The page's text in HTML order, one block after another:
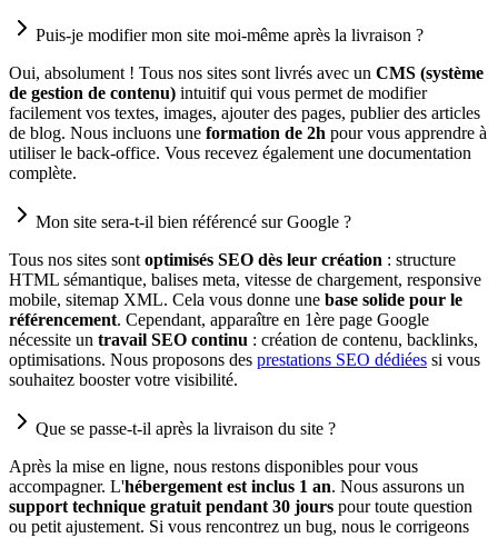
Puis-je modifier mon site moi-même après la livraison ?
Oui, absolument ! Tous nos sites sont livrés avec un CMS (système
de gestion de contenu) intuitif qui vous permet de modifier
facilement vos textes, images, ajouter des pages, publier des articles
de blog. Nous incluons une formation de 2h pour vous apprendre à
utiliser le back-office. Vous recevez également une documentation
complète.
Mon site sera-t-il bien référencé sur Google ?
Tous nos sites sont optimisés SEO dès leur création : structure
HTML sémantique, balises meta, vitesse de chargement, responsive
mobile, sitemap XML. Cela vous donne une base solide pour le
référencement. Cependant, apparaître en 1ère page Google
nécessite un travail SEO continu : création de contenu, backlinks,
optimisations. Nous proposons des prestations SEO dédiées si vous
souhaitez booster votre visibilité.
Que se passe-t-il après la livraison du site ?
Après la mise en ligne, nous restons disponibles pour vous
accompagner. L'hébergement est inclus 1 an. Nous assurons un
support technique gratuit pendant 30 jours pour toute question
ou petit ajustement. Si vous rencontrez un bug, nous le corrigeons